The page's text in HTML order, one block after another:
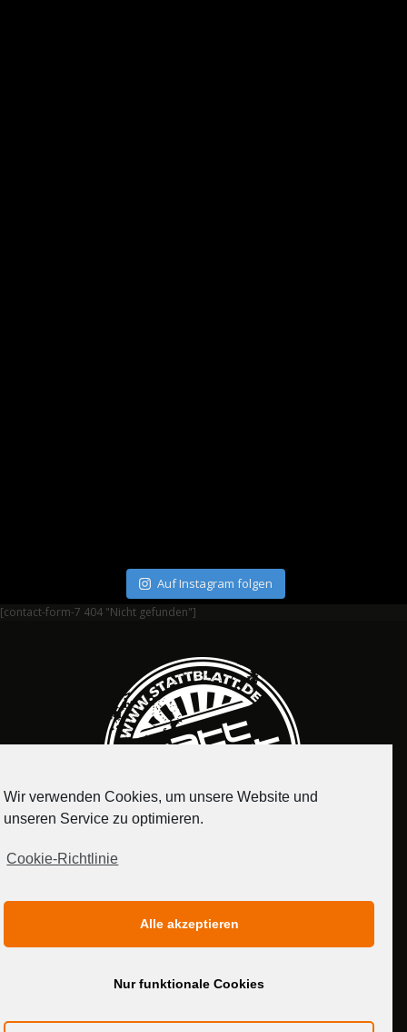
Auf Instagram folgen
[contact-form-7 404 "Nicht gefunden"]
MEDIADATEN
Wir verwenden Cookies, um unsere Website und
unseren Service zu optimieren.
Cookie-Richtlinie
Alle akzeptieren
Nur funktionale Cookies